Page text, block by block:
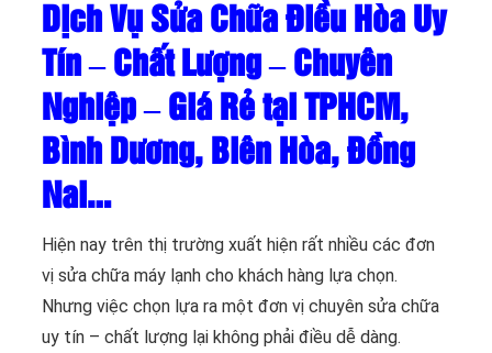
Dịch Vụ Sửa Chữa Điều Hòa Uy
Tín – Chất Lượng – Chuyên
Nghiệp – Giá Rẻ tại TPHCM,
Bình Dương, Biên Hòa, Đồng
Nai…
Hiện nay trên thị trường xuất hiện rất nhiều các đơn
vị sửa chữa máy lạnh cho khách hàng lựa chọn.
Nhưng việc chọn lựa ra một đơn vị chuyên sửa chữa
uy tín – chất lượng lại không phải điều dễ dàng.